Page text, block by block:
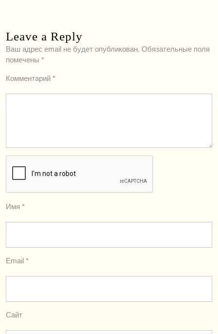
Leave a Reply
Ваш адрес email не будет опубликован. Обязательные поля
помечены *
Комментарий *
Имя *
Email *
Сайт